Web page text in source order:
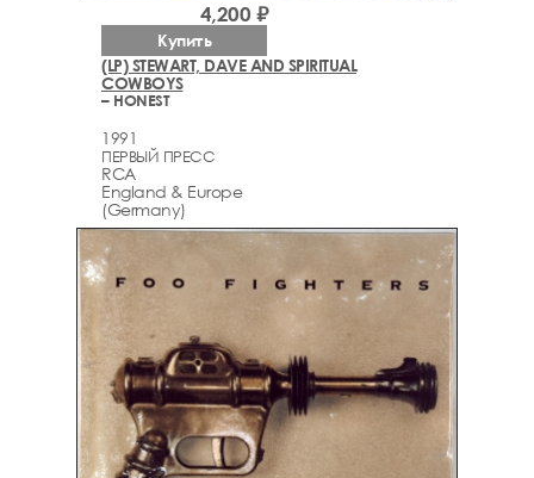
(LP) STEWART, DAVE AND SPIRITUAL
COWBOYS
– HONEST
1991
ПЕРВЫЙ ПРЕСС
RCA
England & Europe
(Germany)
4,200 ₽
Купить